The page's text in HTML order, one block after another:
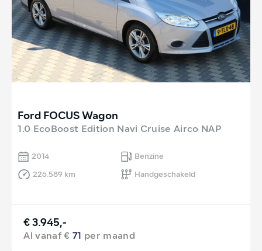
Ford FOCUS Wagon
1.0 EcoBoost Edition Navi Cruise Airco NAP
2014
Benzine
226.589 km
Handgeschakeld
€ 3.945,-
Al vanaf €71 per maand